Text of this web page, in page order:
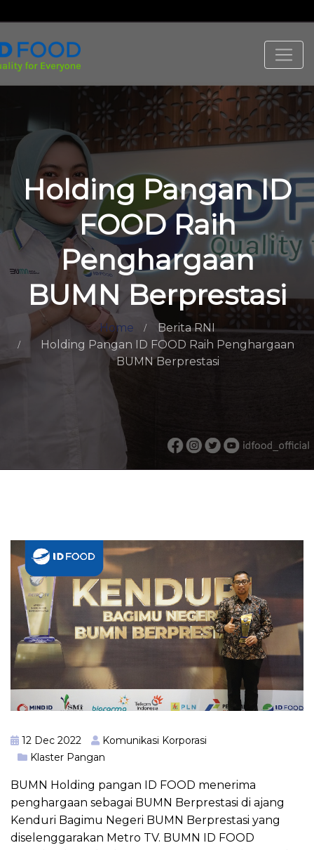
Holding Pangan ID
FOOD Raih
Penghargaan
BUMN Berprestasi
Home
Berita RNI
Holding Pangan ID FOOD Raih Penghargaan
BUMN Berprestasi
12 Dec 2022
Komunikasi Korporasi
Klaster Pangan
BUMN Holding pangan ID FOOD menerima
penghargaan sebagai BUMN Berprestasi di ajang
Kenduri Bagimu Negeri BUMN Berprestasi yang
diselenggarakan Metro TV. BUMN ID FOOD